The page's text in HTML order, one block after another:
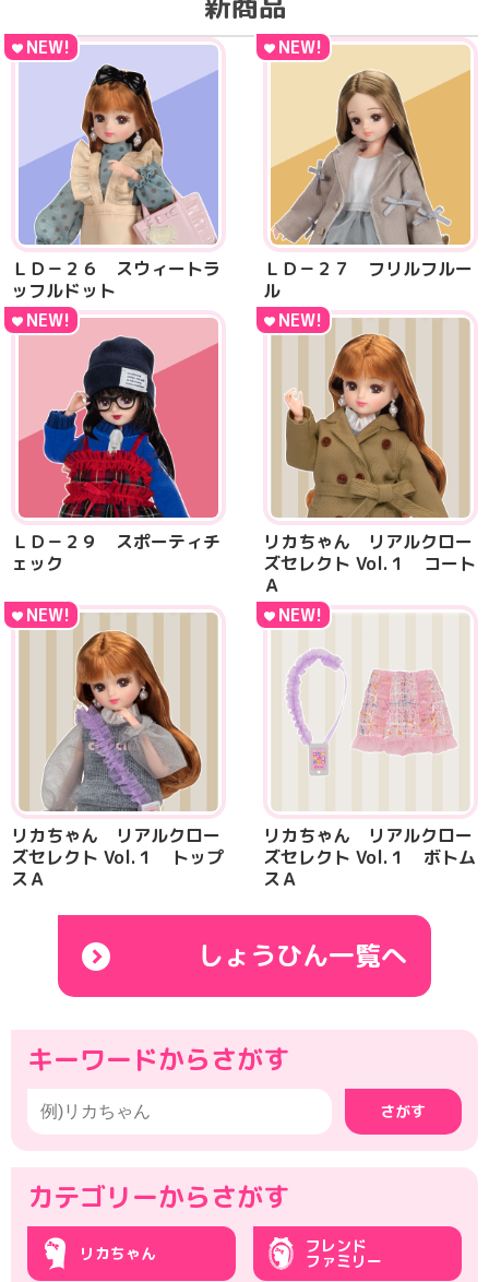
ＬＤ－２６ スウィートラ
ッフルドット
NEW!
ＬＤ－２７ フリルフルー
ル
NEW!
ＬＤ－２９ スポーティチ
ェック
NEW!
リカちゃん リアルクロー
ズセレクト Vol.１ コート
Ａ
NEW!
リカちゃん リアルクロー
ズセレクト Vol.１ トップ
スＡ
NEW!
リカちゃん リアルクロー
ズセレクト Vol.１ ボトム
スＡ
NEW!
しょうひん一覧へ
キーワードからさがす
さがす
カテゴリーからさがす
リカちゃん フレンド
ファミリー